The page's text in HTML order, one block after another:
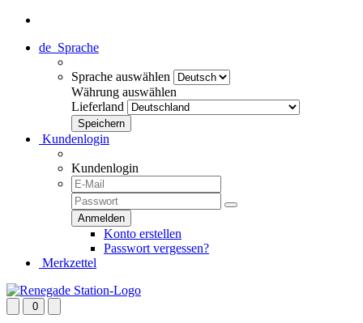
de Sprache
Sprache auswählen
Währung auswählen
Lieferland
Kundenlogin
Kundenlogin
Konto erstellen
Passwort vergessen?
Merkzettel
0